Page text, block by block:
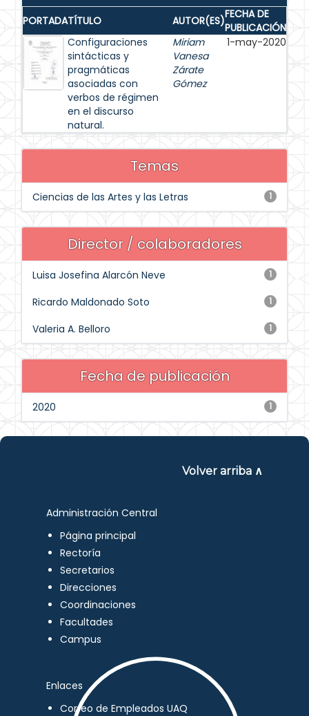
PORTADATÍTULO AUTOR(ES)FECHA DE
PUBLICACIÓN
Configuraciones
sintácticas y
pragmáticas
asociadas con
verbos de régimen
en el discurso
natural.
Miriam
Vanesa
Zárate
Gómez
1-may-2020
Temas
1
Ciencias de las Artes y las Letras
Director / colaboradores
1
Luisa Josefina Alarcón Neve
1
Ricardo Maldonado Soto
1
Valeria A. Belloro
Fecha de publicación
1
2020
Volver arriba ∧
Administración Central
Página principal
Rectoría
Secretarios
Direcciones
Coordinaciones
Facultades
Campus
Enlaces
Correo de Empleados UAQ